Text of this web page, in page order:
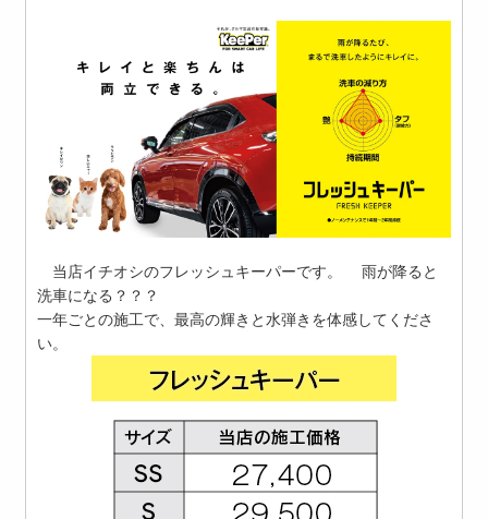
当店イチオシのフレッシュキーパーです。 雨が降ると
洗車になる？？？
一年ごとの施工で、最高の輝きと水弾きを体感してくださ
い。